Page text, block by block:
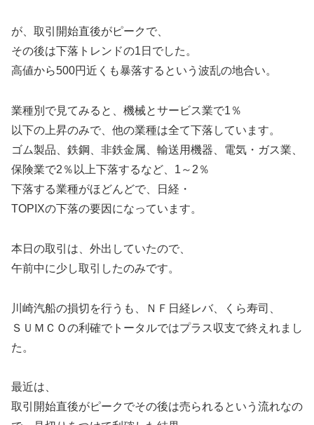
が、取引開始直後がピークで、
その後は下落トレンドの1日でした。
高値から500円近くも暴落するという波乱の地合い。
業種別で見てみると、機械とサービス業で1％
以下の上昇のみで、他の業種は全て下落しています。
ゴム製品、鉄鋼、非鉄金属、輸送用機器、電気・ガス業、
保険業で2％以上下落するなど、1～2％
下落する業種がほどんどで、日経・
TOPIXの下落の要因になっています。
本日の取引は、外出していたので、
午前中に少し取引したのみです。
川崎汽船の損切を行うも、ＮＦ日経レバ、くら寿司、
ＳＵＭＣＯの利確でトータルではプラス収支で終えれまし
た。
最近は、
取引開始直後がピークでその後は売られるという流れなの